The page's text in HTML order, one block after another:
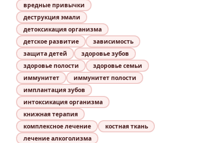
вредные привычки
деструкция эмали
детоксикация организма
детское развитие
зависимость
защита детей
здоровье зубов
здоровье полости
здоровье семьи
иммунитет
иммунитет полости
имплантация зубов
интоксикация организма
книжная терапия
комплексное лечение
костная ткань
лечение алкоголизма